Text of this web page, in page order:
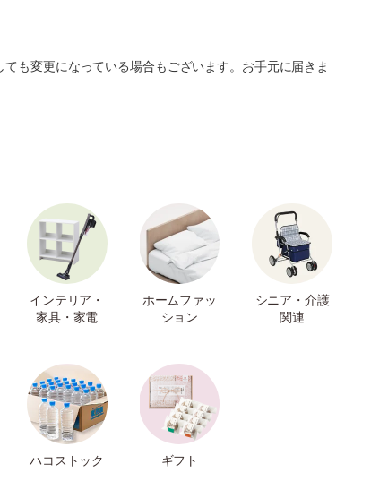
も変更になっている場合もございます。お手元に届きま
インテリア・
家具・家電
ホームファッ
ション
シニア・介護
関連
ハコストック ギフト